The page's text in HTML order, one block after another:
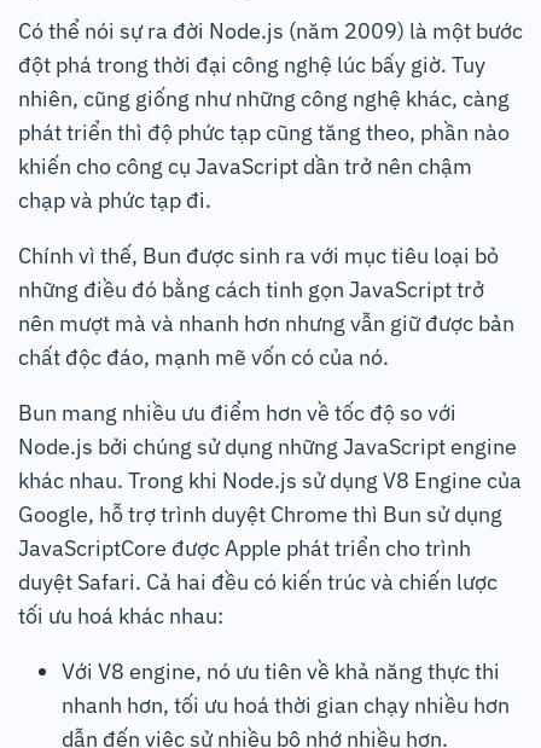
Có thể nói sự ra đời Node.js (năm 2009) là một bước
đột phá trong thời đại công nghệ lúc bấy giờ. Tuy
nhiên, cũng giống như những công nghệ khác, càng
phát triển thì độ phức tạp cũng tăng theo, phần nào
khiến cho công cụ JavaScript dần trở nên chậm
chạp và phức tạp đi.
Chính vì thế, Bun được sinh ra với mục tiêu loại bỏ
những điều đó bằng cách tinh gọn JavaScript trở
nên mượt mà và nhanh hơn nhưng vẫn giữ được bản
chất độc đáo, mạnh mẽ vốn có của nó.
Bun mang nhiều ưu điểm hơn về tốc độ so với
Node.js bởi chúng sử dụng những JavaScript engine
khác nhau. Trong khi Node.js sử dụng V8 Engine của
Google, hỗ trợ trình duyệt Chrome thì Bun sử dụng
JavaScriptCore được Apple phát triển cho trình
duyệt Safari. Cả hai đều có kiến trúc và chiến lược
tối ưu hoá khác nhau:
Với V8 engine, nó ưu tiên về khả năng thực thi
nhanh hơn, tối ưu hoá thời gian chạy nhiều hơn
dẫn đến việc sử nhiều bộ nhớ nhiều hơn.